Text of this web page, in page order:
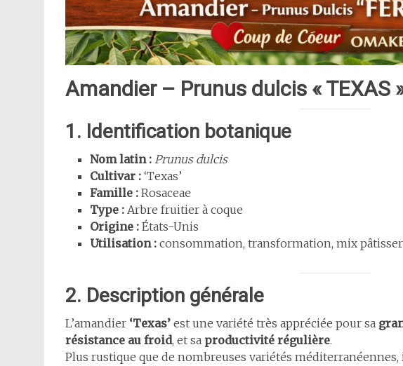
Amandier – Prunus dulcis « TEXAS
1. Identification botanique
Nom latin : Prunus dulcis
Cultivar : ‘Texas’
Famille : Rosaceae
Type : Arbre fruitier à coque
Origine : États-Unis
Utilisation : consommation, transformation, mix
2. Description générale
L’amandier ‘Texas’ est une variété très appréciée pour sa
résistance au froid, et sa productivité régulière.
Plus rustique que de nombreuses variétés